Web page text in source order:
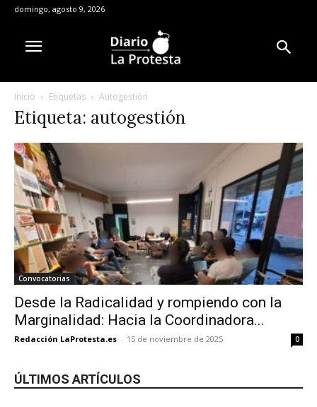
domingo, agosto 9, 2026
Inicio Etiquetas Autogestión
Etiqueta: autogestión
Convocatorias
Desde la Radicalidad y rompiendo con la
Marginalidad: Hacia la Coordinadora...
Redacción LaProtesta.es - 15 de noviembre de 2025 0
ÚLTIMOS ARTÍCULOS